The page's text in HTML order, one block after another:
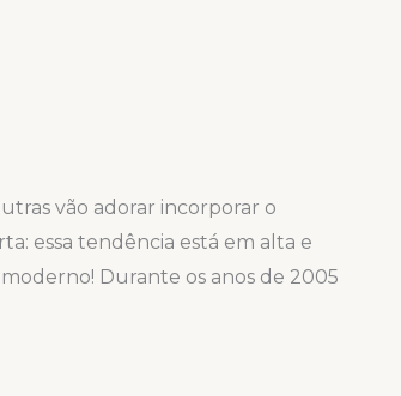
vão adorar incorporar o
essa tendência está em alta e
Durante os anos de 2005